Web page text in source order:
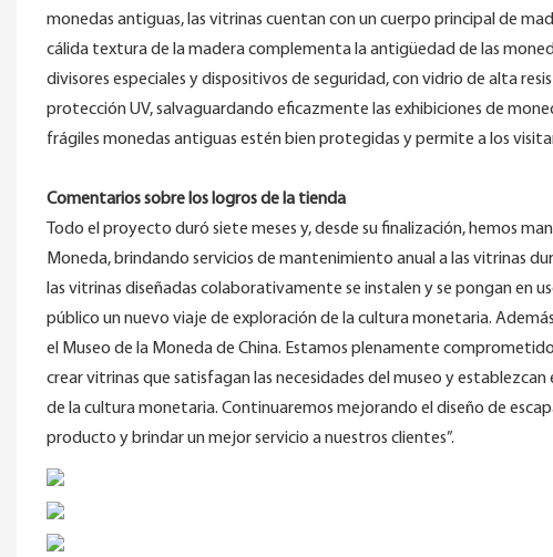
monedas antiguas, las vitrinas cuentan con un cuerpo principal de
cálida textura de la madera complementa la antigüedad de las
divisores especiales y dispositivos de seguridad, con vidrio de alta
protección UV, salvaguardando eficazmente las exhibiciones de
frágiles monedas antiguas estén bien protegidas y permite a los
Comentarios sobre los logros de la tienda
Todo el proyecto duró siete meses y, desde su finalización, hemos
Moneda, brindando servicios de mantenimiento anual a las vitrinas
las vitrinas diseñadas colaborativamente se instalen y se pongan en
público un nuevo viaje de exploración de la cultura monetaria.
el Museo de la Moneda de China. Estamos plenamente
crear vitrinas que satisfagan las necesidades del museo y
de la cultura monetaria. Continuaremos mejorando el diseño de
producto y brindar un mejor servicio a nuestros clientes”.